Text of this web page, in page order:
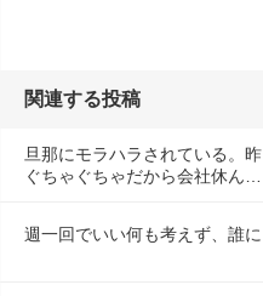
関連する投稿
旦那にモラハラされている。
ぐちゃぐちゃだから会社休ん…
週一回でいい何も考えず、誰